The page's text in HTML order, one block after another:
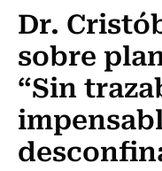
Dr.
sobre
“Sin